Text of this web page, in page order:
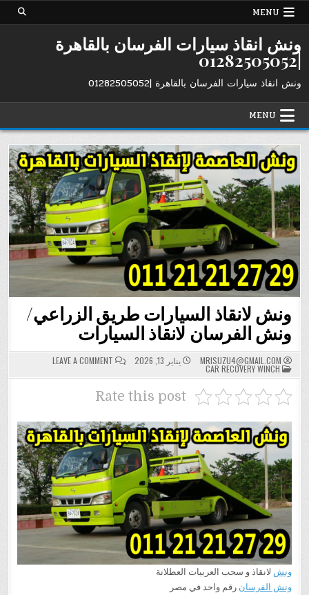
Skip
MENU
ونش انقاذ سيارات الفرسان بالقاهرة
|01282505052
ونش انقاذ سيارات الفرسان بالقاهرة |01282505052
MENU
ونش لانقاذ السيارات طريق الزراعي/
ونش الفرسان لانقاذ السيارات
MRISUZU4@GMAIL.COM يناير 13, 2026 LEAVE A COMMENT
ON
ونش
لانقاذ
لانقاذ
السيارات
POSTED
IN
CAR RECOVERY WINCH
Rate this post
ونش لانقاذ و سحب العربيات العطلانة
ونش الفرسان رقم واحد في مصر